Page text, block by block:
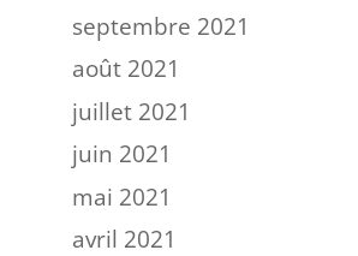
septembre 2021
août 2021
juillet 2021
juin 2021
mai 2021
avril 2021